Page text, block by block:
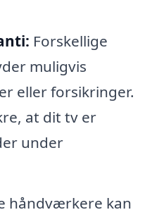
Forskellige
muligvis
eller forsikringer.
at dit tv er
under
håndværkere kan